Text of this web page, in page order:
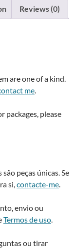
Reviews (0)
are one of a kind.
me
packages, please
peças únicas. Se
si, contacte-me
envio ou
Termos de uso
ou tirar